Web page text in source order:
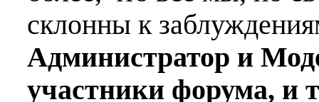
склонны к
Администратор и
участники форума, и